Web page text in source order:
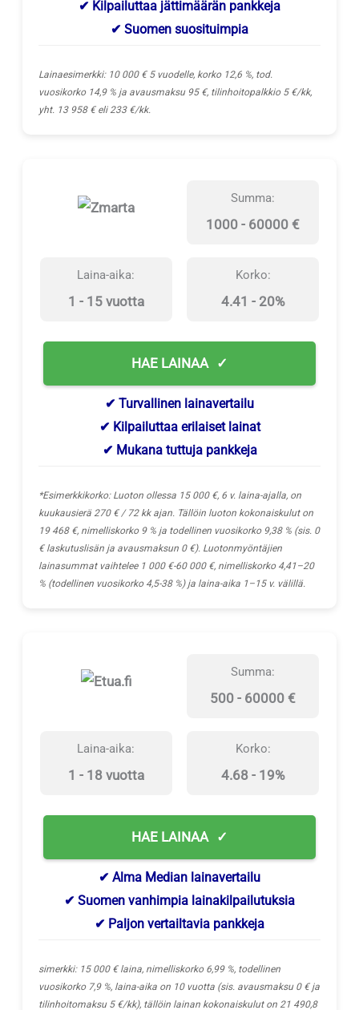
✔ Kilpailuttaa jättimäärän pankkeja
✔ Suomen suosituimpia
Lainaesimerkki: 10 000 € 5 vuodelle, korko 12,6 %, tod.
vuosikorko 14,9 % ja avausmaksu 95 €, tilinhoitopalkkio 5 €/kk,
yht. 13 958 € eli 233 €/kk.
Summa:
1000 - 60000 €
Laina-aika:
1 - 15 vuotta
Korko:
4.41 - 20%
HAE LAINAA
✔ Turvallinen lainavertailu
✔ Kilpailuttaa erilaiset lainat
✔ Mukana tuttuja pankkeja
*Esimerkkikorko: Luoton ollessa 15 000 €, 6 v. laina-ajalla, on
kuukausierä 270 € / 72 kk ajan. Tällöin luoton kokonaiskulut on
19 468 €, nimelliskorko 9 % ja todellinen vuosikorko 9,38 % (sis. 0
€ laskutuslisän ja avausmaksun 0 €). Luotonmyöntäjien
lainasummat vaihtelee 1 000 €-60 000 €, nimelliskorko 4,41–20
% (todellinen vuosikorko 4,5-38 %) ja laina-aika 1–15 v. välillä.
Summa:
500 - 60000 €
Laina-aika:
1 - 18 vuotta
Korko:
4.68 - 19%
HAE LAINAA
✔ Alma Median lainavertailu
✔ Suomen vanhimpia lainakilpailutuksia
✔ Paljon vertailtavia pankkeja
simerkki: 15 000 € laina, nimelliskorko 6,99 %, todellinen
vuosikorko 7,9 %, laina-aika on 10 vuotta (sis. avausmaksu 0 € ja
tilinhoitomaksu 5 €/kk), tällöin lainan kokonaiskulut on 21 490,8